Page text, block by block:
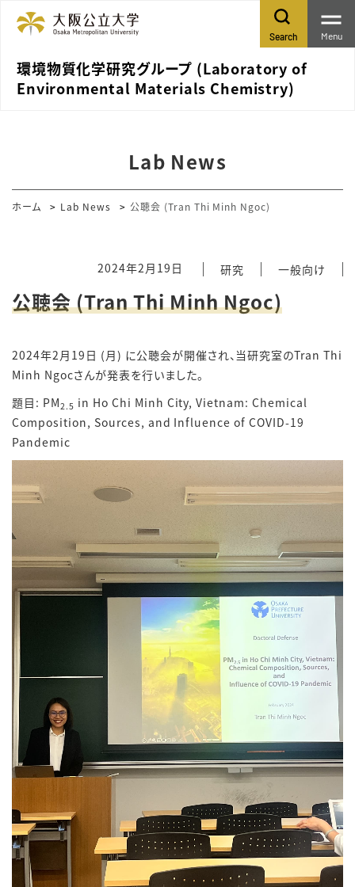
環境物質化学研究グループ (Laboratory of
Environmental Materials Chemistry)
Search Menu
Lab News
ホーム Lab News 公聴会 (Tran Thi Minh Ngoc)
2024年2月19日 研究 一般向け
公聴会 (Tran Thi Minh Ngoc)
2024年2月19日 (月) に公聴会が開催され、当研究室のTran Thi
Minh Ngocさんが発表を行いました。
題目: PM2.5 in Ho Chi Minh City, Vietnam: Chemical
Composition, Sources, and Influence of COVID-19
Pandemic